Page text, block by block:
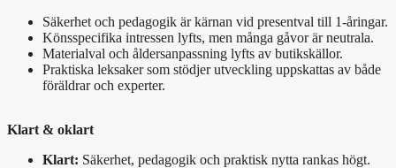
Säkerhet och pedagogik är kärnan vid presentval till 1-åringar.
Könsspecifika intressen lyfts, men många gåvor är neutrala.
Materialval och åldersanpassning lyfts av butikskällor.
Praktiska leksaker som stödjer utveckling uppskattas av både
föräldrar och experter.
Klart & oklart
Klart: Säkerhet, pedagogik och praktisk nytta rankas högt.